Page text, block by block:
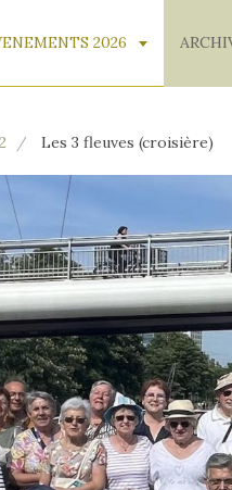
2026
Les 3 fleuves (croisière)